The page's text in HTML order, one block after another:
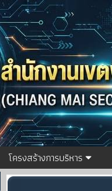
โครงสร้างการบริหาร